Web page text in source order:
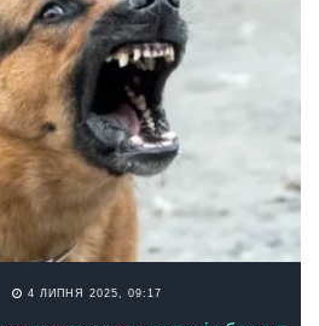
4 ЛИПНЯ 2025, 09:17